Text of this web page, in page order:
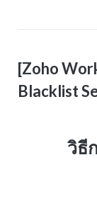
[Zoho
Blacklist
วิธี